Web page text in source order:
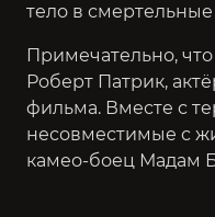
тело в
Примечательно,
Роберт Патрик,
фильма. Вместе с
несовместимые с
камео-боец Мадам